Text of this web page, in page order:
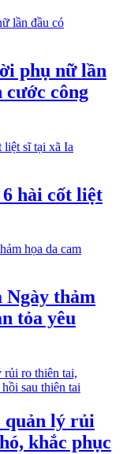
phụ nữ lần
cước công
hài cốt liệt
Ngày thảm
tỏa yêu
quản lý rủi
khắc phục